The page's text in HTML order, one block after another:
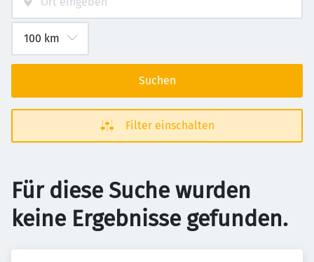
Suchen
Filter einschalten
Für diese Suche wurden
keine Ergebnisse gefunden.